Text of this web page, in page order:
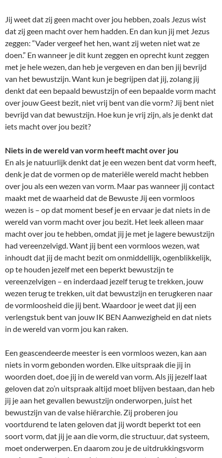
Jij weet dat zij geen macht over jou hebben, zoals Jezus wist
dat zij geen macht over hem hadden. En dan kun jij met Jezus
zeggen: “Vader vergeef het hen, want zij weten niet wat ze
doen.” En wanneer je dit kunt zeggen en oprecht kunt zeggen
met je hele wezen, dan heb je vergeven en dan ben jij bevrijd
van het bewustzijn. Want kun je begrijpen dat jij, zolang jij
denkt dat een bepaald bewustzijn of een bepaalde vorm macht
over jouw Geest bezit, niet vrij bent van die vorm? Jij bent niet
bevrijd van dat bewustzijn. Hoe kun je vrij zijn, als je denkt dat
iets macht over jou bezit?
Niets in de wereld van vorm heeft macht over jou
En als je natuurlijk denkt dat je een wezen bent dat vorm heeft,
denk je dat de vormen op de materiële wereld macht hebben
over jou als een wezen van vorm. Maar pas wanneer jij contact
maakt met de waarheid dat de Bewuste Jij een vormloos
wezen is – op dat moment besef je en ervaar je dat niets in de
wereld van vorm macht over jou bezit. Het leek alleen maar
macht over jou te hebben, omdat jij je met je lagere bewustzijn
had vereenzelvigd. Want jij bent een vormloos wezen, wat
inhoudt dat jij de macht bezit om onmiddellijk, ogenblikkelijk,
op te houden jezelf met een beperkt bewustzijn te
vereenzelvigen – en inderdaad jezelf terug te trekken, jouw
wezen terug te trekken, uit dat bewustzijn en terugkeren naar
de vormloosheid die jij bent. Waardoor je weet dat jij een
verlengstuk bent van jouw IK BEN Aanwezigheid en dat niets
in de wereld van vorm jou kan raken.
Een geascendeerde meester is een vormloos wezen, kan aan
niets in vorm gebonden worden. Elke uitspraak die jij in
woorden doet, doe jij in de wereld van vorm. Als jij jezelf laat
geloven dat zo’n uitspraak altijd moet blijven bestaan, dan heb
jij je aan het gevallen bewustzijn onderworpen, juist het
bewustzijn van de valse hiërarchie. Zij proberen jou
voortdurend te laten geloven dat jij wordt beperkt tot een
soort vorm, dat jij je aan die vorm, die structuur, dat systeem,
moet onderwerpen. En daarom zou je de uitdrukkingsvorm